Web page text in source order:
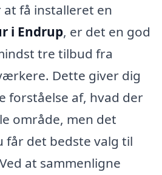
få installeret en
i Endrup, er det en god
tre tilbud fra
Dette giver dig
forståelse af, hvad der
område, men det
får det bedste valg til
at sammenligne